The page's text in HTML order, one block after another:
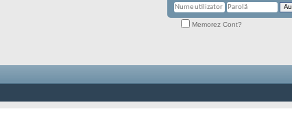
Memorez Cont?